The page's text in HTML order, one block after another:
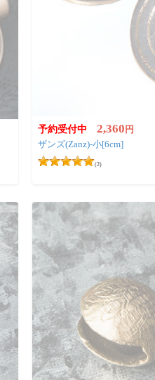
予約受付中 2,360 円
ザンズ(Zanz)-小[6cm]
(2)